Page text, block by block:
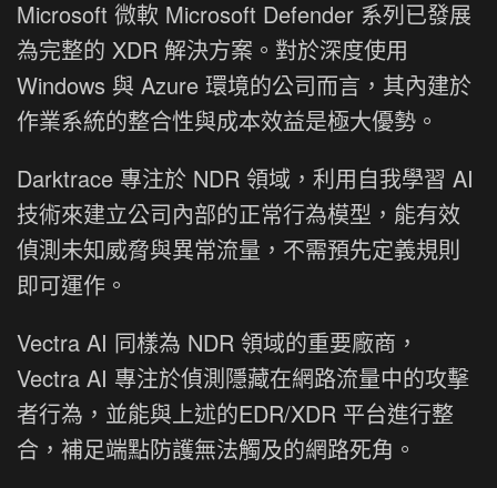
Microsoft 微軟 Microsoft Defender 系列已發展
為完整的 XDR 解決方案。對於深度使用
Windows 與 Azure 環境的公司而言，其內建於
作業系統的整合性與成本效益是極大優勢。
Darktrace 專注於 NDR 領域，利用自我學習 AI
技術來建立公司內部的正常行為模型，能有效
偵測未知威脅與異常流量，不需預先定義規則
即可運作。
Vectra AI 同樣為 NDR 領域的重要廠商，
Vectra AI 專注於偵測隱藏在網路流量中的攻擊
者行為，並能與上述的EDR/XDR 平台進行整
合，補足端點防護無法觸及的網路死角。